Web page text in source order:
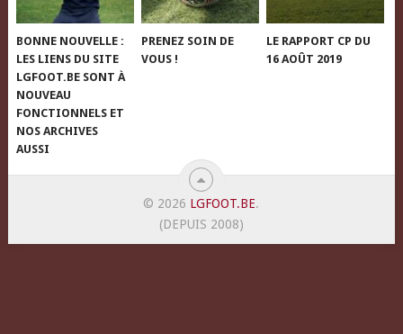
BONNE NOUVELLE :
LES LIENS DU SITE
LGFOOT.BE SONT À
NOUVEAU
FONCTIONNELS ET
NOS ARCHIVES
AUSSI
PRENEZ SOIN DE
VOUS !
LE RAPPORT CP DU
16 AOÛT 2019
© 2026 LGFOOT.BE.
(DEPUIS 2008)